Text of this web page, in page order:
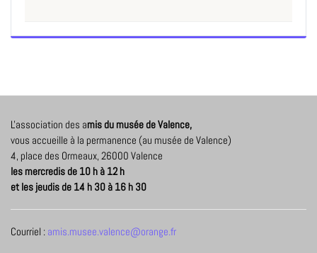
L'association des amis du musée de Valence,
vous accueille à la permanence (au musée de Valence)
4, place des Ormeaux, 26000 Valence
les mercredis de 10 h à 12 h
et les jeudis de 14 h 30 à 16 h 30
Courriel : amis.musee.valence@orange.fr